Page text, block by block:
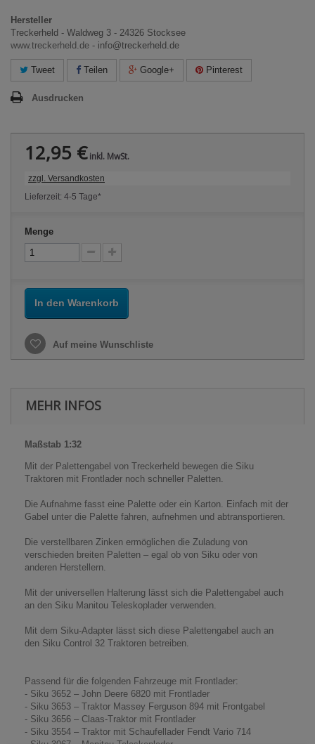
Hersteller
Treckerheld - Waldweg 3 - 24326 Stocksee
www.treckerheld.de - info@treckerheld.de
Tweet Teilen Google+ Pinterest
Ausdrucken
12,95 €inkl. MwSt.
zzgl. Versandkosten
Lieferzeit: 4-5 Tage*
Menge
In den Warenkorb
Auf meine Wunschliste
MEHR INFOS
Maßstab 1:32
Mit der Palettengabel von Treckerheld bewegen die Siku
Traktoren mit Frontlader noch schneller Paletten.
Die Aufnahme fasst eine Palette oder ein Karton. Einfach mit der
Gabel unter die Palette fahren, aufnehmen und abtransportieren.
Die verstellbaren Zinken ermöglichen die Zuladung von
verschieden breiten Paletten – egal ob von Siku oder von
anderen Herstellern.
Mit der universellen Halterung lässt sich die Palettengabel auch
an den Siku Manitou Teleskoplader verwenden.
Mit dem Siku-Adapter lässt sich diese Palettengabel auch an
den Siku Control 32 Traktoren betreiben.
Passend für die folgenden Fahrzeuge mit Frontlader:
- Siku 3652 – John Deere 6820 mit Frontlader
- Siku 3653 – Traktor Massey Ferguson 894 mit Frontgabel
- Siku 3656 – Claas-Traktor mit Frontlader
- Siku 3554 – Traktor mit Schaufellader Fendt Vario 714